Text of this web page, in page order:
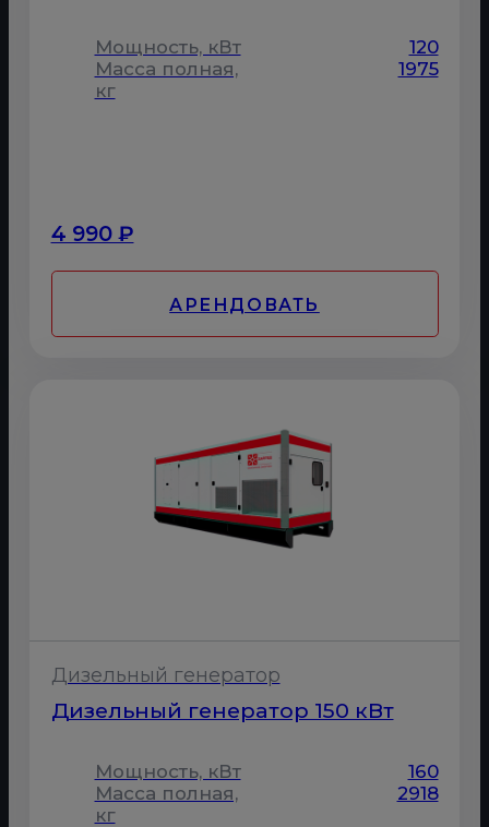
Мощность, кВт
120
Масса полная,
кг
1975
4 990 ₽
АРЕНДОВАТЬ
Дизельный генератор
Дизельный генератор 150 кВт
Мощность, кВт
160
Масса полная,
кг
2918